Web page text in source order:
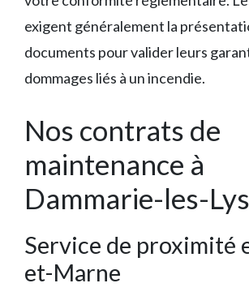
exigent généralement la
documents pour valider leurs
dommages liés à un incendie.
Nos contrats de
maintenance à
Dammarie-les-Lys
Service de proximité
et-Marne